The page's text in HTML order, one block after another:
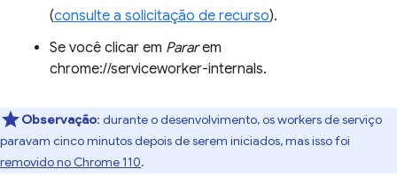
(consulte a solicitação de recurso).
Se você clicar em Pararem
chrome://serviceworker-internals.
Observação: durante o desenvolvimento, os workers de serviço
paravam cinco minutos depois de serem iniciados, mas isso foi
removido no Chrome 110.